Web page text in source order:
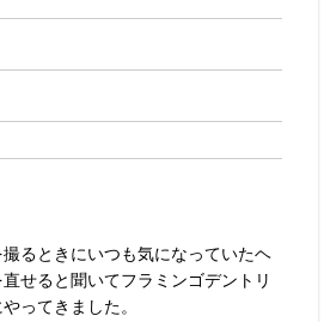
るときにいつも気になっていたヘ
直せると聞いてフラミンゴデントリ
ってきました。